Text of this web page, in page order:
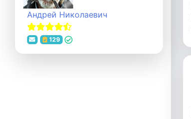
Андрей Николаевич
129